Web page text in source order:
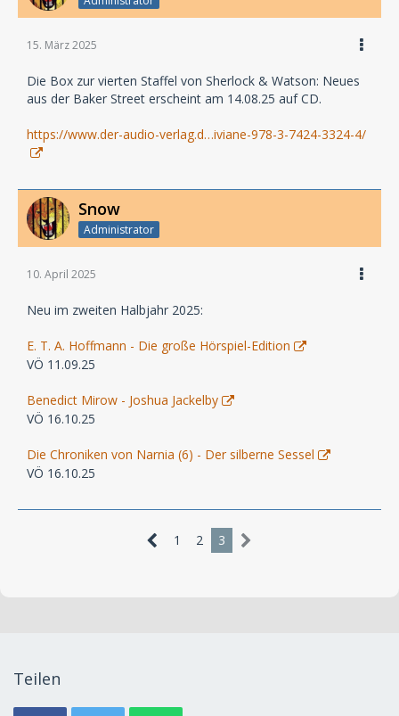
15. März 2025
Die Box zur vierten Staffel von Sherlock & Watson: Neues
aus der Baker Street erscheint am 14.08.25 auf CD.
https://www.der-audio-verlag.d…iviane-978-3-7424-3324-4/
Snow
Administrator
10. April 2025
Neu im zweiten Halbjahr 2025:
E. T. A. Hoffmann - Die große Hörspiel-Edition
VÖ 11.09.25
Benedict Mirow - Joshua Jackelby
VÖ 16.10.25
Die Chroniken von Narnia (6) - Der silberne Sessel
VÖ 16.10.25
1 2 3
Teilen